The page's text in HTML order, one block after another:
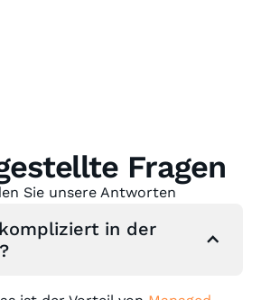
Fragen
Sie unsere Antworten
in der